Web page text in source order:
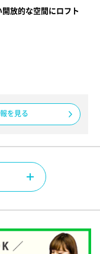
放的な空間にロフト
を見る